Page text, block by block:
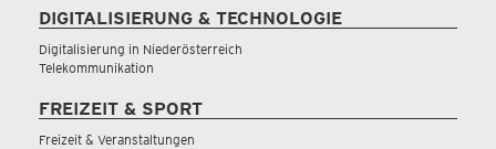
DIGITALISIERUNG & TECHNOLOGIE
Digitalisierung in Niederösterreich
Telekommunikation
FREIZEIT & SPORT
Freizeit & Veranstaltungen